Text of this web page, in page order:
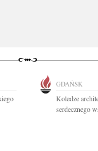
GDAŃSK
Koledze
serdecznego